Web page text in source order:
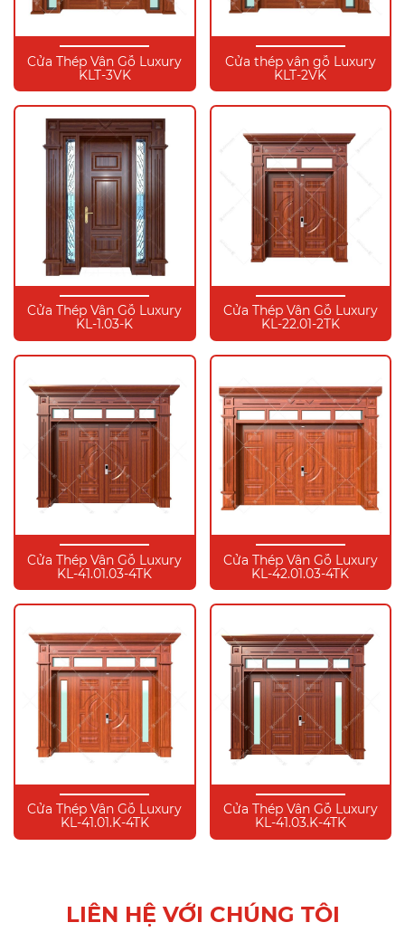
Cửa Thép Vân Gỗ Luxury
KLT-3VK
Cửa thép vân gỗ Luxury
KLT-2VK
Cửa Thép Vân Gỗ Luxury
KL-1.03-K
Cửa Thép Vân Gỗ Luxury
KL-22.01-2TK
Cửa Thép Vân Gỗ Luxury
KL-41.01.03-4TK
Cửa Thép Vân Gỗ Luxury
KL-42.01.03-4TK
Cửa Thép Vân Gỗ Luxury
KL-41.01.K-4TK
Cửa Thép Vân Gỗ Luxury
KL-41.03.K-4TK
LIÊN HỆ VỚI CHÚNG TÔI